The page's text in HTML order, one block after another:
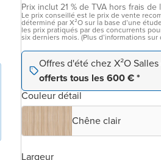
Prix inclut 21 % de TVA hors frais de
Le prix conseillé est le prix de vente
déterminé par X²O sur la base d’une
les prix pratiqués par des concurrents
six derniers mois. (Plus d’informations sur
Offres d'été chez X²O
offerts tous les 600 € *
Couleur détail
Chêne clair
Largeur